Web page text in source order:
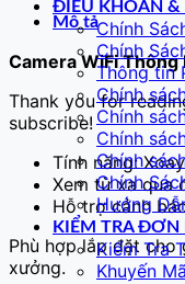
ĐIỀU KHOẢN &
Chính
Chính
Thông tin
Chính
Chính
Chính
Chính
Chính
Hướng
KIỂM TRA ĐƠN
Kiểm Tra
Khuyến
Mô tả
Camera WiFi Thông
Thank you for
subscribe!
Tính năng:
Xem từ xa qua
Hỗ trợ cảnh
Phù hợp lắp đặt cho
xưởng.